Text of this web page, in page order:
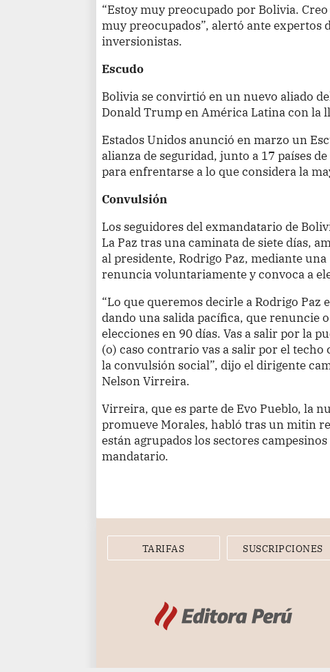
“Estoy muy preocupado por Bolivia.
muy preocupados”, alertó ante expertos
inversionistas.
Escudo
Bolivia se convirtió en un nuevo aliado
Donald Trump en América Latina con la
Estados Unidos anunció en marzo un
alianza de seguridad, junto a 17 países
para enfrentarse a lo que considera la
Convulsión
Los seguidores del exmandatario de
La Paz tras una caminata de siete días,
al presidente, Rodrigo Paz, mediante
renuncia voluntariamente y convoca a
“Lo que queremos decirle a Rodrigo Paz
dando una salida pacífica, que renuncie
elecciones en 90 días. Vas a salir por la
(o) caso contrario vas a salir por el
la convulsión social”, dijo el dirigente
Nelson Virreira.
Virreira, que es parte de Evo Pueblo, la
promueve Morales, habló tras un mitin
están agrupados los sectores
mandatario.
TARIFAS SUSCRIPCIONES